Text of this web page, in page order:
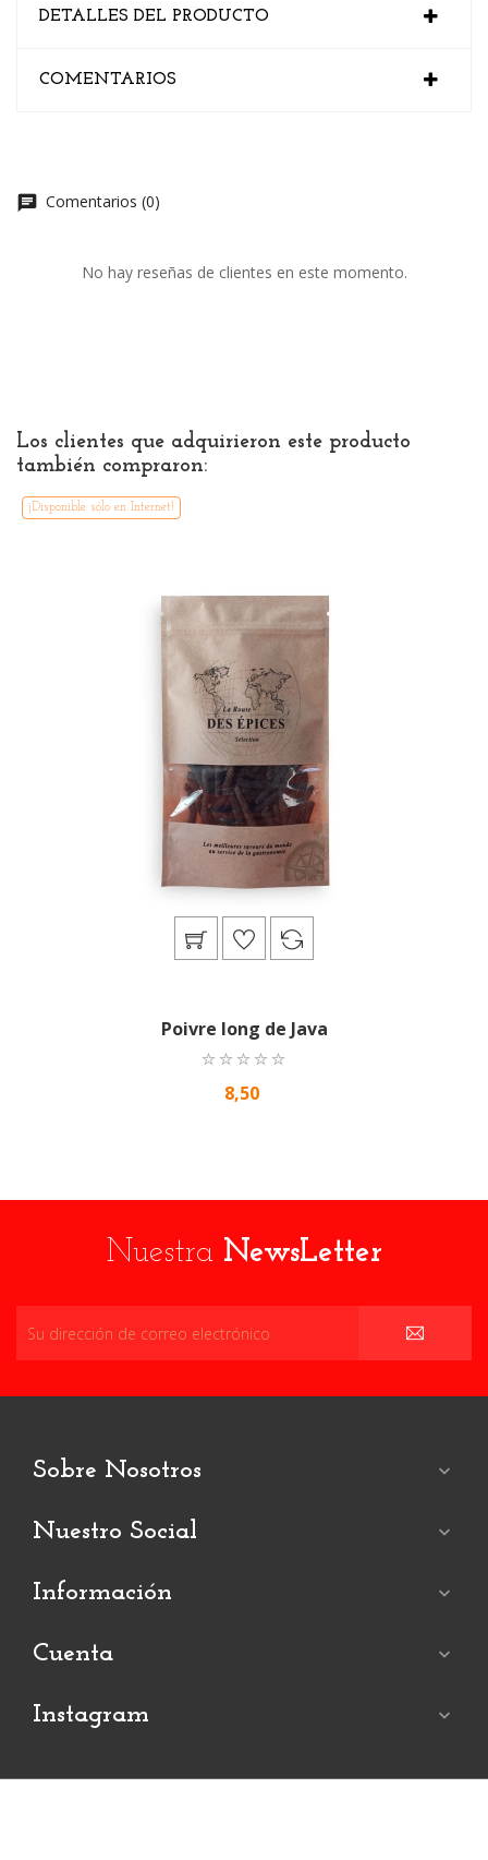
DETALLES DEL PRODUCTO
COMENTARIOS
chat Comentarios (0)
No hay reseñas de clientes en este momento.
Los clientes que adquirieron este producto
también compraron:
Poivre long de Java
8,50
¡Disponible sólo en Internet!
NuestraNewsLetter
Sobre Nosotros 
Nuestro Social 
Información 
Cuenta 
Instagram 